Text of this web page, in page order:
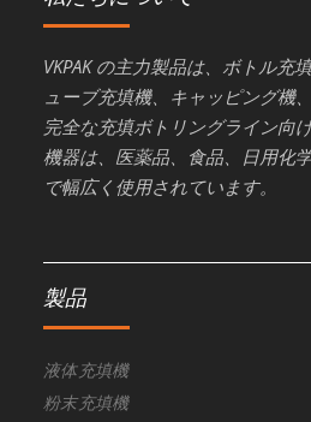
VKPAK の主力製品は、ボトル充
ューブ充填機、キャッピング機
完全な充填ボトリングライン向
機器は、医薬品、食品、日用化
で幅広く使用されています。
製品
液体充填機
粉末充填機